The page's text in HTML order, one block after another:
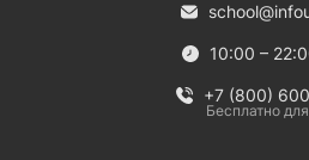
10:00 –
+7 (800)
Бесплатно